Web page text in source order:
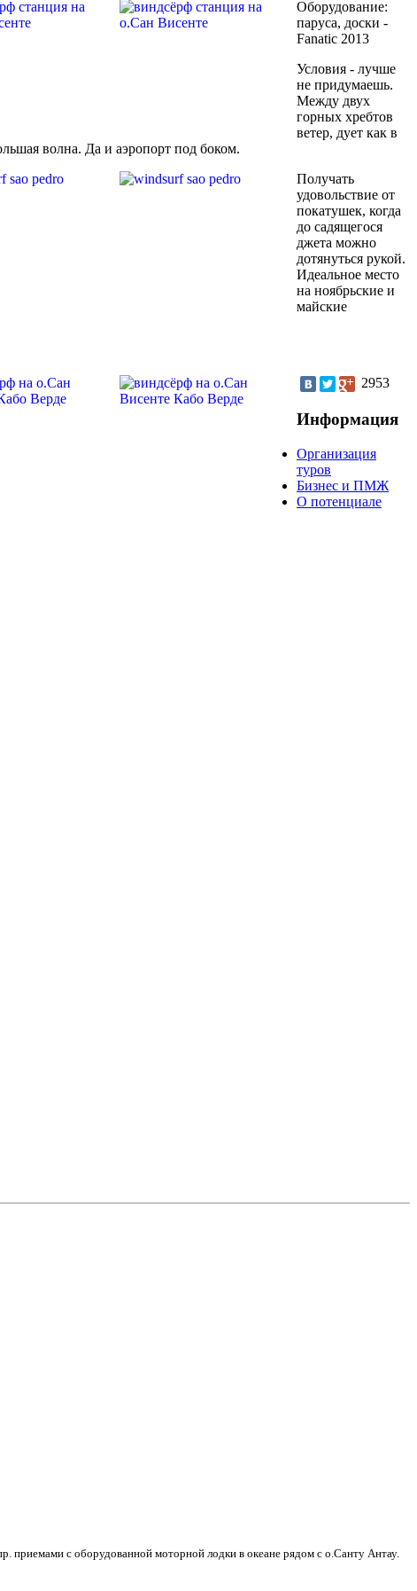
Оборудование:
паруса, доски -
Fanatic 2013
Условия - лучше
не придумаешь.
Между двух
горных хребтов
ветер, дует как в
волна. Да и аэропорт под боком.
Получать
удовольствие от
покатушек, когда
до садящегося
джета можно
дотянуться рукой.
Идеальное место
на ноябрьские и
майские
2953
Информация
Организация
туров
Бизнес и ПМЖ
О потенциале
приемами с оборудованной моторной лодки в океане рядом с о.Санту Антау.